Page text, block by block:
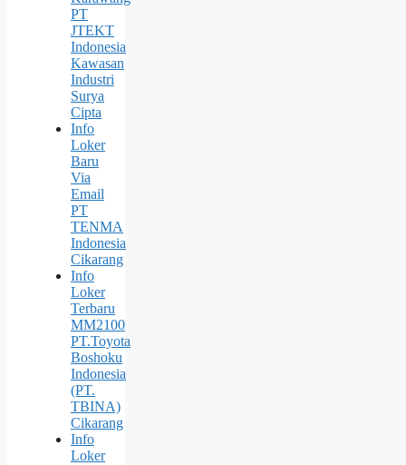
PT
JTEKT
Indonesia
Kawasan
Industri
Surya
Cipta
Info
Loker
Baru
Via
Email
PT
TENMA
Indonesia
Cikarang
Info
Loker
Terbaru
MM2100
PT.Toyota
Boshoku
Indonesia
(PT.
TBINA)
Cikarang
Info
Loker